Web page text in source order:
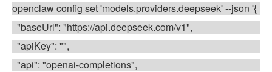
openclaw config set 'models.providers.deepseek' --json '{
"baseUrl": "https://api.deepseek.com/v1",
"apiKey": "",
"api": "openai-completions",